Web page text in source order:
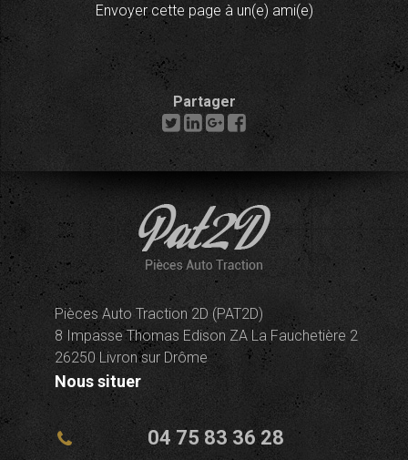
Envoyer cette page à un(e) ami(e)
Partager
Pièces Auto Traction 2D (PAT2D)
8 Impasse Thomas Edison ZA La Fauchetière 2
26250 Livron sur Drôme
Nous situer
04 75 83 36 28